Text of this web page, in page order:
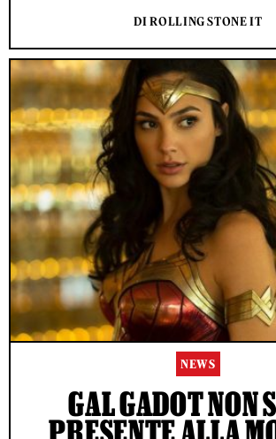
DI ROLLING STONE IT
NEWS
GAL GADOT NON